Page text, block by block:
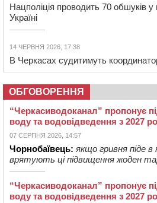
Нацполіція проводить 70 обшуків
Україні
14 ЧЕРВНЯ 2026, 17:38
В Черкасах судитимуть
ОБГОВОРЕННЯ
“Черкасиводоканал” пропонує
воду та водовідведення з 2027
07 СЕРПНЯ 2026, 14:57
Чорнобаївець: якщо гривня піде
врятують ці підвищення жоден
“Черкасиводоканал” пропонує
воду та водовідведення з 2027